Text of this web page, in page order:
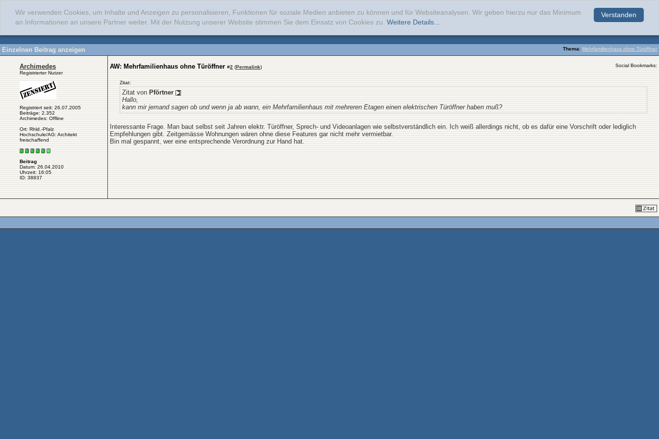
Verstanden
Wir verwenden Cookies, um Inhalte und Anzeigen zu personalisieren, Funktionen für soziale Medien anbieten zu können und für Websiteanalysen. Wir geben hierzu nur das Minimum
an Informationen an unsere Partner weiter. Mit der Nutzung unserer Website stimmen Sie dem Einsatz von Cookies zu. Weitere Details...
Thema: Mehrfamilienhaus ohne Türöffner
Einzelnen Beitrag anzeigen
Archimedes
Registrierter Nutzer
Registriert seit: 26.07.2005
Beiträge: 2.352
Archimedes: Offline
Ort: Rhld.-Pfalz
Hochschule/AG: Architekt
freischaffend
Beitrag
Datum: 26.04.2010
Uhrzeit: 16:05
ID: 38837
AW: Mehrfamilienhaus ohne Türöffner #2 (Permalink) Social Bookmarks:
Zitat:
Zitat von Pförtner
Hallo,
kann mir jemand sagen ob und wenn ja ab wann, ein Mehrfamilienhaus mit mehreren Etagen einen elektrischen Türöffner haben muß?
Interessante Frage. Man baut selbst seit Jahren elektr. Türöffner, Sprech- und Videoanlagen wie selbstverständlich ein. Ich weiß allerdings nicht, ob es dafür eine Vorschrift oder lediglich
Empfehlungen gibt. Zeitgemässe Wohnungen wären ohne diese Features gar nicht mehr vermietbar.
Bin mal gespannt, wer eine entsprechende Verordnung zur Hand hat.